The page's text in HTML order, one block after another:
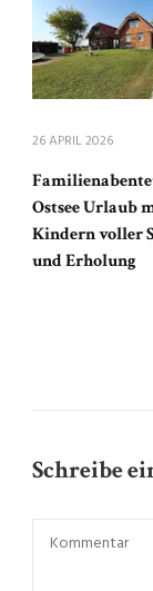
26 APRIL 2026
Ostsee Urlaub
Kindern voller
und Erholung
Schreibe